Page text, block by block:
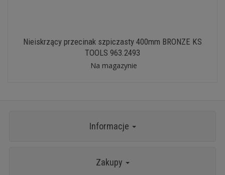
Nieiskrzący przecinak szpiczasty 400mm BRONZE KS
TOOLS 963.2493
Na magazynie
Informacje
Zakupy